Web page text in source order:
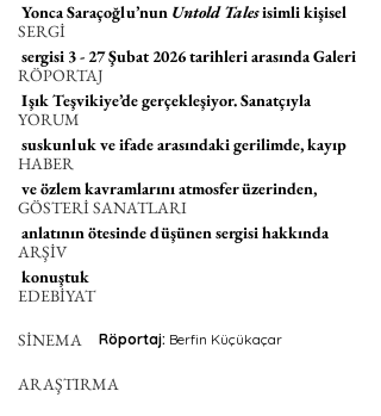
SERGİ
RÖPORTAJ
YORUM
HABER
GÖSTERİ SANATLARI
ARŞİV
EDEBİYAT
SİNEMA
ARAŞTIRMA
Yonca Saraçoğlu’nun Untold Tales isimli kişisel
sergisi 3 - 27 Şubat 2026 tarihleri arasında Galeri
Işık Teşvikiye’de gerçekleşiyor. Sanatçıyla
suskunluk ve ifade arasındaki gerilimde, kayıp
ve özlem kavramlarını atmosfer üzerinden,
anlatının ötesinde düşünen sergisi hakkında
konuştuk
Röportaj: Berfin Küçükaçar